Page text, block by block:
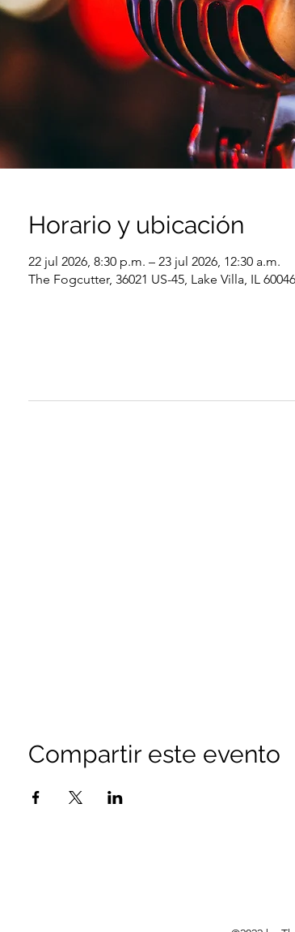
Horario y ubicación
22 jul 2026, 8:30 p.m. – 23 jul 2026, 12:30 a.m.
The Fogcutter, 36021 US-45, Lake Villa, IL
Compartir este evento